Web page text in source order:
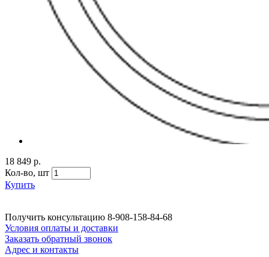
18 849 р.
Кол-во, шт
Купить
Получить консультацию 8-908-158-84-68
Условия оплаты и доставки
Заказать обратный звонок
Адрес и контакты